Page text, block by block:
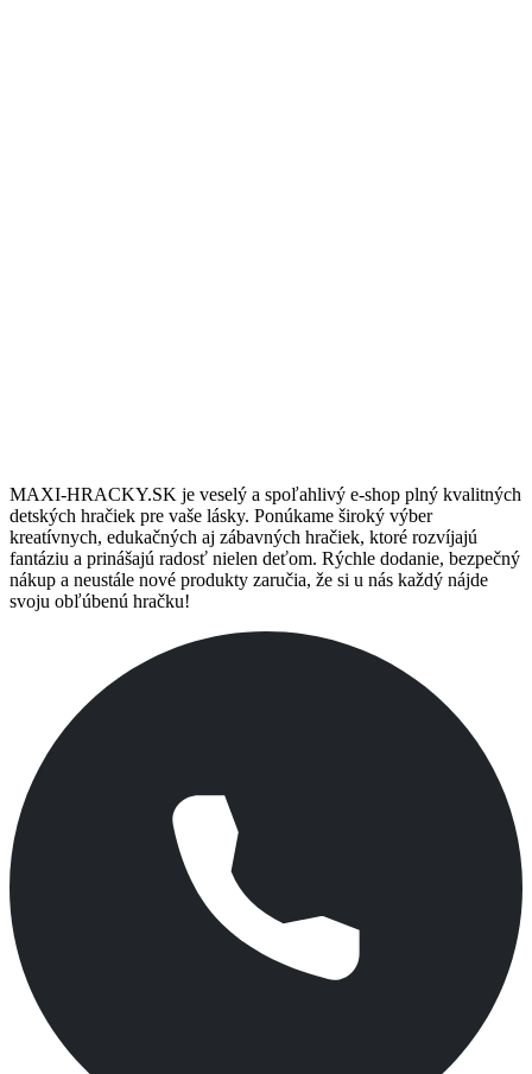
MAXI-HRACKY.SK je veselý a spoľahlivý e-shop plný kvalitných
detských hračiek pre vaše lásky. Ponúkame široký výber
kreatívnych, edukačných aj zábavných hračiek, ktoré rozvíjajú
fantáziu a prinášajú radosť nielen deťom. Rýchle dodanie, bezpečný
nákup a neustále nové produkty zaručia, že si u nás každý nájde
svoju obľúbenú hračku!